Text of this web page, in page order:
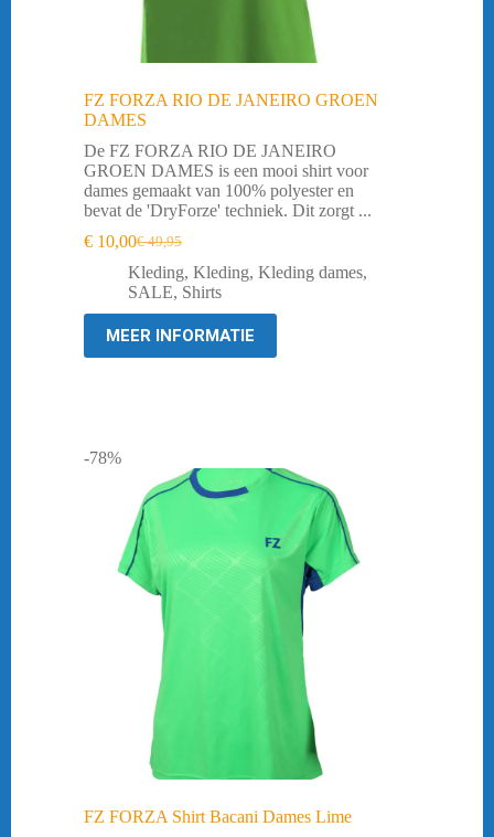
FZ FORZA RIO DE JANEIRO GROEN
DAMES
De FZ FORZA RIO DE JANEIRO
GROEN DAMES is een mooi shirt voor
dames gemaakt van 100% polyester en
bevat de 'DryForze' techniek. Dit zorgt ...
€49,95
Oorspronkelijke
prijs
was:
€ 49,95.
€ 10,00Huidige
prijs
is:
€ 10,00.
Kleding, Kleding, Kleding dames,
SALE, Shirts
MEER INFORMATIE
-78%
FZ FORZA Shirt Bacani Dames Lime